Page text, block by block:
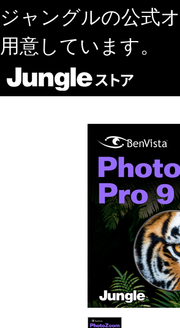
ジャングルの公式
用意しています。